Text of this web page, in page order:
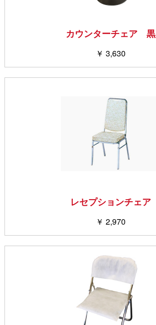
カウンターチェア 黒
￥ 3,630
レセプションチェア
￥ 2,970